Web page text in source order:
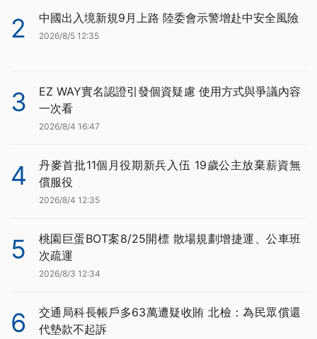
2 中國出入境新規9月上路 陸委會示警增赴中安全風險
2026/8/5 12:35
3
EZ WAY實名認證引發個資疑慮 使用方式與爭議內容
一次看
2026/8/4 16:47
4
丹麥首批11個月役期新兵入伍 19歲公主放棄薪資無
償服役
2026/8/4 12:35
5
桃園巨蛋BOT案8/25開標 散場規劃增捷運、公車班
次疏運
2026/8/3 12:34
6
交通局科長帳戶多63萬遭疑收賄 北檢：為民眾償還
代墊款不起訴